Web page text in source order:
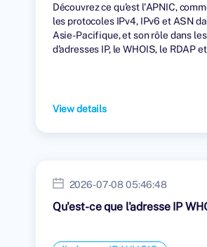
Découvrez ce qu'est l'APNIC,
les protocoles IPv4, IPv6 et ASN
Asie-Pacifique, et son rôle dans
d'adresses IP, le WHOIS, le RDAP
View details
2026-07-08 05:46:48
Qu'est-ce que l'adresse IP